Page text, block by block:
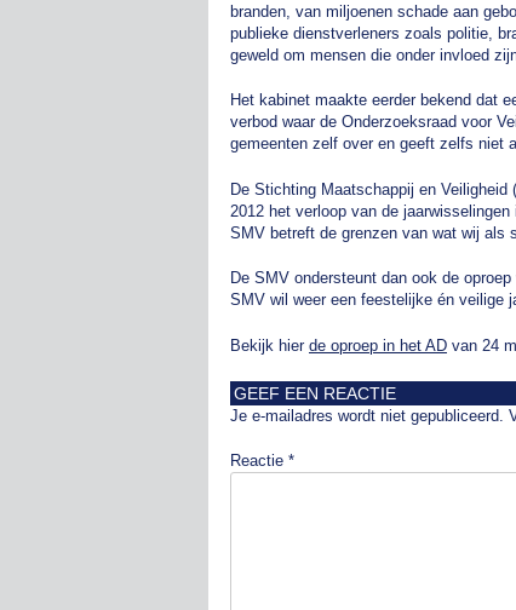
branden, van miljoenen schade aan
publieke dienstverleners zoals politie,
geweld om mensen die onder invloed
Het kabinet maakte eerder bekend dat
verbod waar de Onderzoeksraad voor
gemeenten zelf over en geeft zelfs niet
De Stichting Maatschappij en
2012 het verloop van de
SMV betreft de grenzen van wat wij als
De SMV ondersteunt dan ook de oproep
SMV wil weer een feestelijke én veilige
Bekijk hier de oproep in het AD van 24
GEEF EEN REACTIE
Je e-mailadres wordt niet gepubliceerd.
Reactie *